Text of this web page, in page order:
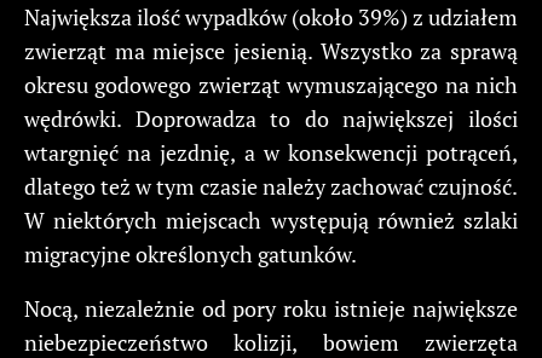
Największa ilość wypadków (około 39%) z udziałem
zwierząt ma miejsce jesienią. Wszystko za sprawą
okresu godowego zwierząt wymuszającego na nich
wędrówki. Doprowadza to do największej ilości
wtargnięć na jezdnię, a w konsekwencji potrąceń,
dlatego też w tym czasie należy zachować czujność.
W niektórych miejscach występują również szlaki
migracyjne określonych gatunków.
Nocą, niezależnie od pory roku istnieje największe
niebezpieczeństwo kolizji, bowiem zwierzęta